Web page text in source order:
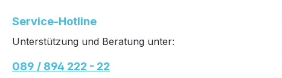
Service-Hotline
Unterstützung und Beratung unter:
089 / 894 222 - 22